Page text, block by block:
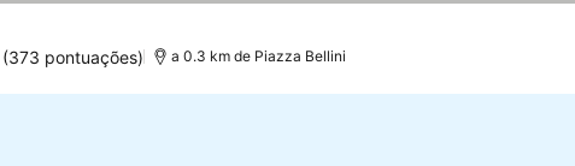
(373 pontuações) a 0.3 km de Piazza Bellini